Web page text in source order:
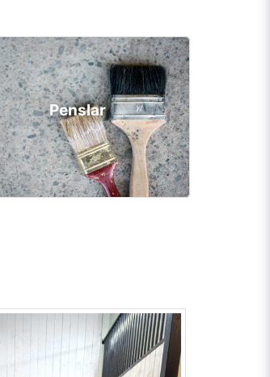
Penslar